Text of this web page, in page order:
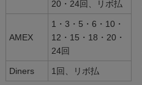
20・24回、リボ払
AMEX
1・3・5・6・10・
12・15・18・20・
24回
Diners 1回、リボ払